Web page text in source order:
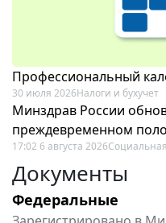
Профессиональный
30 июля 2026Налоги и бухучет
Минздрав России
преждевременном
17:02 6 августа 2026
Документы
Федеральные